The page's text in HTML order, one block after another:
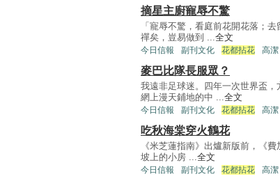
摘星主廚寵辱不驚
「寵辱不驚，看庭前花開花落；
禪矣，豈易做到 ...全文
今日信報 副刊文化 花都拈花 高潔
麥巴比隊長服眾？
我遠非足球迷。四年一次世界盃，
網上漫天鋪地的中 ...全文
今日信報 副刊文化 花都拈花 高潔
吃秋海棠穿火鶴花
《米芝蓮指南》出爐新版前，《
坡上的小房 ...全文
今日信報 副刊文化 花都拈花 高潔